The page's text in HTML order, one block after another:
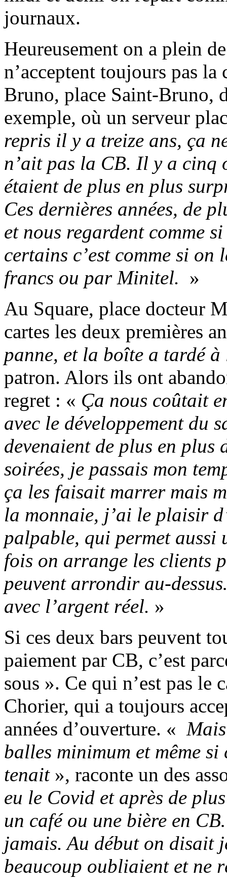
journaux.
Heureusement on a plein
n’acceptent toujours pas
Bruno, place Saint-Bruno,
exemple, où un serveur
repris il y a treize ans, ça
n’ait pas la CB. Il y a cinq
étaient de plus en plus
Ces dernières années, de
et nous regardent comme
certains c’est comme si
francs ou par Minitel. »
Au Square, place docteur
cartes les deux premières
panne, et la boîte a tardé
patron. Alors ils ont
regret : « Ça nous coûtait
avec le développement du
devenaient de plus en plus
soirées, je passais mon
ça les faisait marrer mais
la monnaie, j’ai le plaisir
palpable, qui permet aussi
fois on arrange les clients
peuvent arrondir au-
avec l’argent réel. »
Si ces deux bars peuvent
paiement par CB, c’est
sous ». Ce qui n’est pas
Chorier, qui a toujours
années d’ouverture. «
balles minimum et même
tenait», raconte un des
eu le Covid et après de
un café ou une bière en
jamais. Au début on disait
beaucoup oubliaient et ne